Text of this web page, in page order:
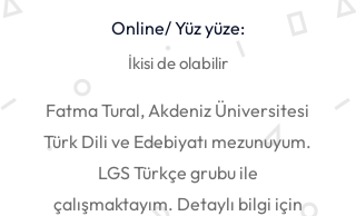
Online/ Yüz yüze:
İkisi de olabilir
Fatma Tural, Akdeniz Üniversitesi
Türk Dili ve Edebiyatı mezunuyum.
LGS Türkçe grubu ile
çalışmaktayım. Detaylı bilgi için